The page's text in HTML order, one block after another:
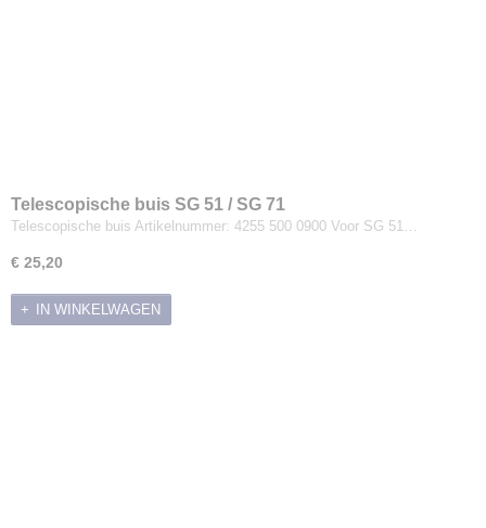
Telescopische buis SG 51 / SG 71
Telescopische buis Artikelnummer: 4255 500 0900 Voor SG 51…
€ 25,20
IN WINKELWAGEN